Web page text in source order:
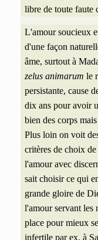
libre de toute faute
L'amour soucieux
d'une façon
âme, surtout à
zelus animarum le
persistante, cause
dix ans pour avoir
bien des corps
Plus loin on voit
critères de choix
l'amour avec
sait choisir ce qui
grande gloire de
l'amour servant les
place pour mieux
infertile par ex. à